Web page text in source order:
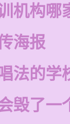
机构哪
海报
法的学
毁了一